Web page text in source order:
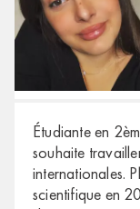
Étudiante en
souhaite
internationales.
scientifique en